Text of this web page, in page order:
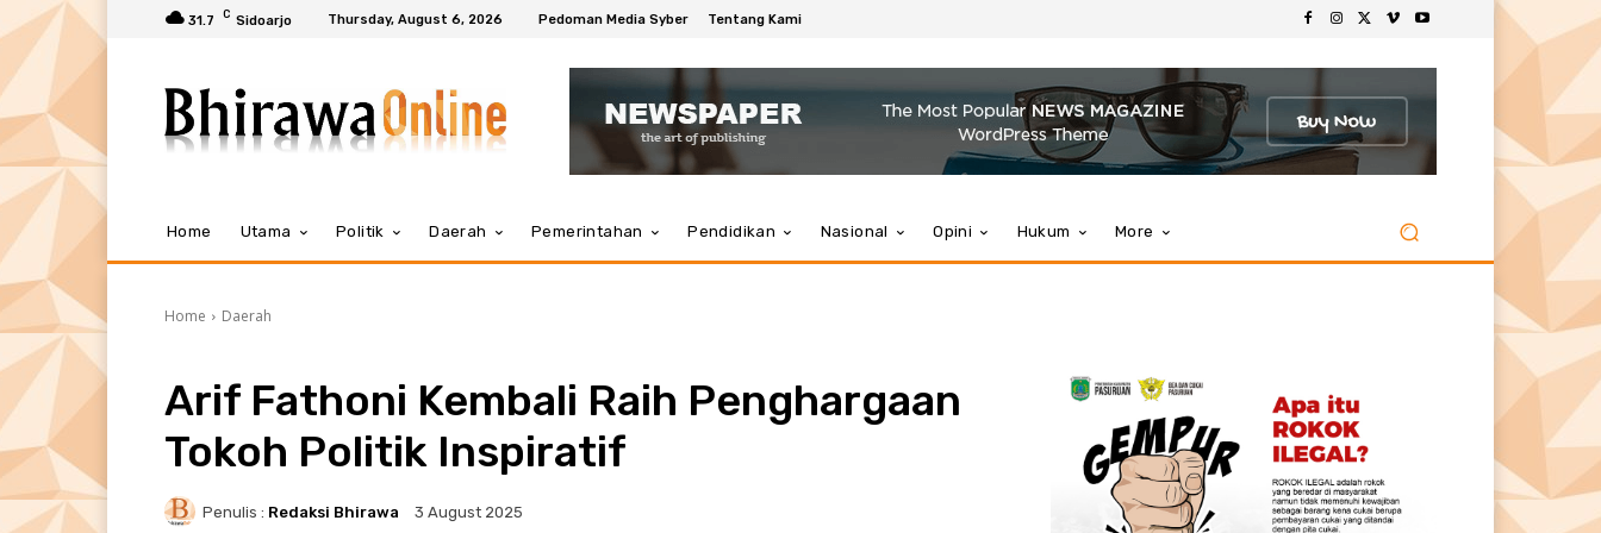
31.7 C Sidoarjo Thursday, August 6, 2026 Pedoman Media Syber Tentang Kami
Home Utama Politik Daerah Pemerintahan Pendidikan Nasional Opini Hukum More
Home Daerah
Arif Fathoni Kembali Raih Penghargaan
Tokoh Politik Inspiratif
Penulis : Redaksi Bhirawa 3 August 2025